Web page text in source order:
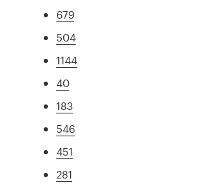
679
504
1144
40
183
546
451
281